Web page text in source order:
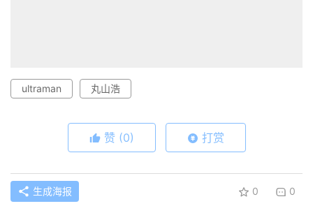
ultraman 丸山浩
赞 (0) 打赏
生成海报 0 0